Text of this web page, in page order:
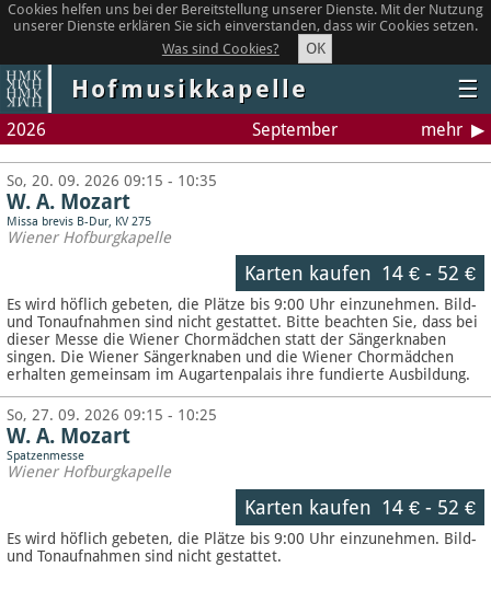
Cookies helfen uns bei der Bereitstellung unserer Dienste. Mit der Nutzung
unserer Dienste erklären Sie sich einverstanden, dass wir Cookies setzen.
Was sind Cookies?
OK
Hofmusikkapelle ☰
2026 September mehr
So, 20. 09. 2026 09:15 - 10:35
W. A. Mozart
Missa brevis B-Dur, KV 275
Wiener Hofburgkapelle
Karten kaufen 14 €- 52 €
Es wird höflich gebeten, die Plätze bis 9:00 Uhr einzunehmen. Bild-
und Tonaufnahmen sind nicht gestattet. Bitte beachten Sie, dass bei
dieser Messe die Wiener Chormädchen statt der Sängerknaben
singen. Die Wiener Sängerknaben und die Wiener Chormädchen
erhalten gemeinsam im Augartenpalais ihre fundierte Ausbildung.
So, 27. 09. 2026 09:15 - 10:25
W. A. Mozart
Spatzenmesse
Wiener Hofburgkapelle
Karten kaufen 14 €- 52 €
Es wird höflich gebeten, die Plätze bis 9:00 Uhr einzunehmen. Bild-
und Tonaufnahmen sind nicht gestattet.